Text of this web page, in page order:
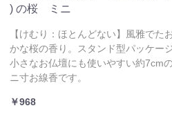
) の桜 ミニ
【けむり：ほとんどない】風雅でた
かな桜の香り。スタンド型パッケージ
小さなお仏壇にも使いやすい約7cm
ニ寸お線香です。
￥968